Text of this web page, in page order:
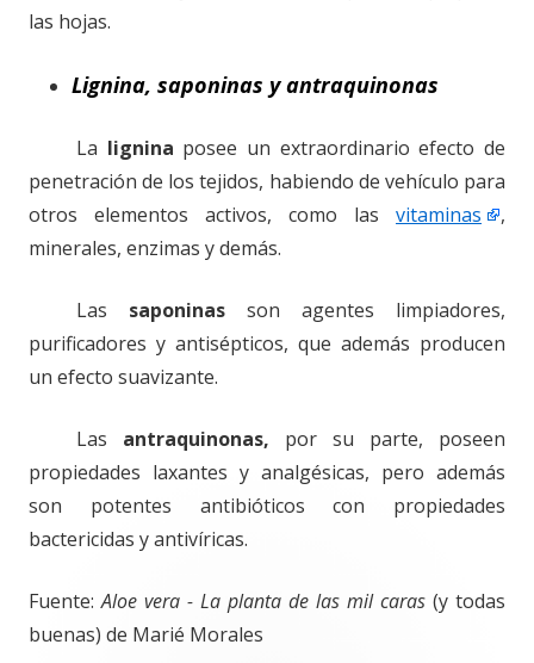
las hojas.
Lignina, saponinas y antraquinonas
La lignina posee un extraordinario efecto de
penetración de los tejidos, habiendo de vehículo para
otros elementos activos, como las vitaminas
,
minerales, enzimas y demás.
Las saponinas son agentes limpiadores,
purificadores y antisépticos, que además producen
un efecto suavizante.
Las antraquinonas, por su parte, poseen
propiedades laxantes y analgésicas, pero además
son potentes antibióticos con propiedades
bactericidas y antivíricas.
Fuente:Aloe vera - La planta de las mil caras (y todas
buenas) de Marié Morales